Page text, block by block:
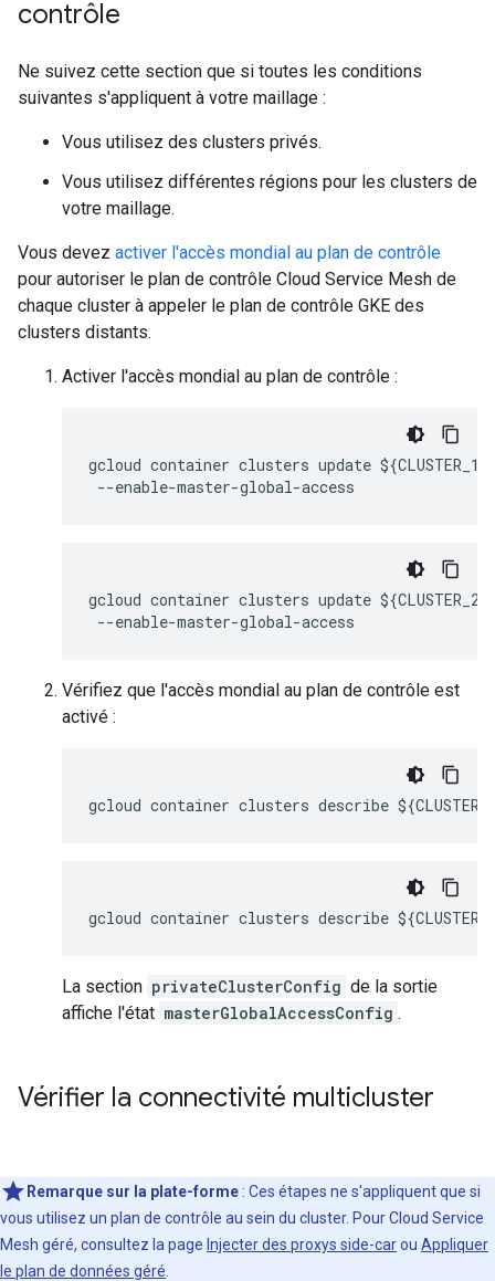
contrôle
Ne suivez cette section que si toutes les conditions
suivantes s'appliquent à votre maillage :
Vous utilisez des clusters privés.
Vous utilisez différentes régions pour les clusters de
votre maillage.
Vous devez activer l'accès mondial au plan de contrôle
pour autoriser le plan de contrôle Cloud Service Mesh de
chaque cluster à appeler le plan de contrôle GKE des
clusters distants.
Activer l'accès mondial au plan de contrôle :
gcloud container clusters update
gcloud container clusters update
Vérifiez que l'accès mondial au plan de contrôle est
activé :
La section privateClusterConfig de la sortie
affiche l'état masterGlobalAccessConfig .
Vérifier la connectivité multicluster
Remarque sur la plate-forme : Ces étapes ne s'appliquent que si
vous utilisez un plan de contrôle au sein du cluster. Pour Cloud Service
Mesh géré, consultez la page Injecter des proxys side-carou Appliquer
le plan de données géré